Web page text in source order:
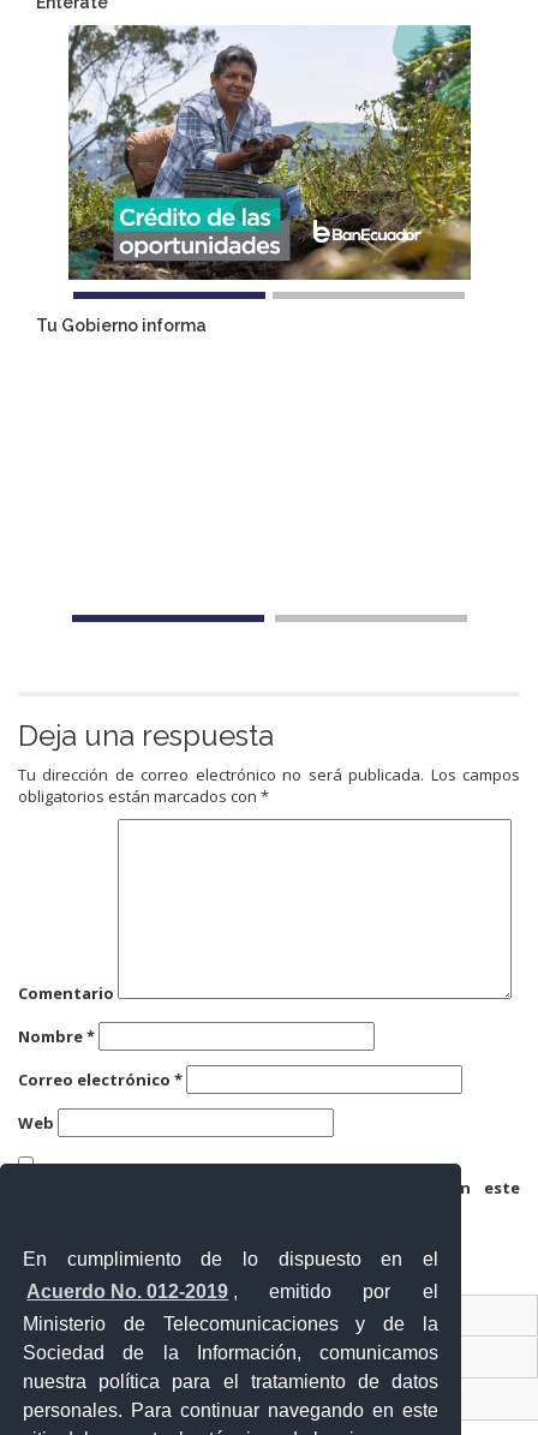
En cumplimiento de lo dispuesto en el
Acuerdo No. 012-2019 , emitido por el
Ministerio de Telecomunicaciones y de la
Sociedad de la Información, comunicamos
nuestra política para el tratamiento de datos
personales. Para continuar navegando en este
Tu Gobierno informa
Deja una respuesta
Tu dirección de correo electrónico no será publicada. Los campos
obligatorios están marcados con *
Comentario
Nombre*
Correo electrónico *
Web
Guarda mi nombre, correo electrónico y web en este
Contacto Ciudadano
Ventanilla Única de Comercio Exterior
Sistema Nacional de Información (SNI)